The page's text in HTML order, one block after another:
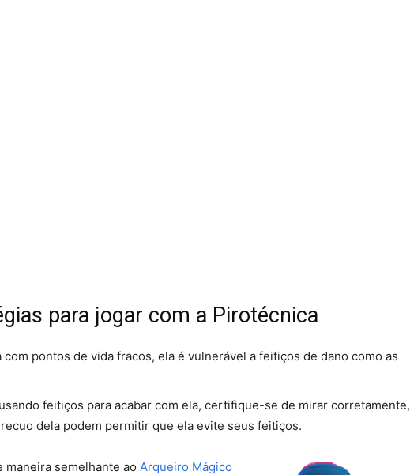
para jogar com a Pirotécnica
pontos de vida fracos, ela é vulnerável a feitiços de dano como as
feitiços para acabar com ela, certifique-se de mirar corretamente,
dela podem permitir que ela evite seus feitiços.
maneira semelhante ao Arqueiro Mágico